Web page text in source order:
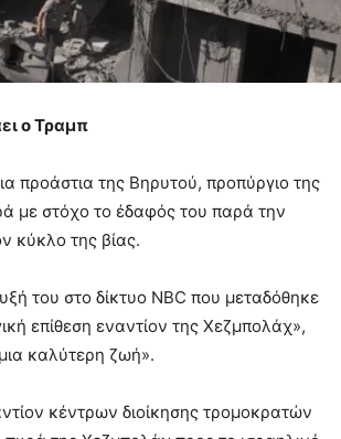
ο Τραμπ
προάστια της Βηρυτού, προπύργιο της
με στόχο το έδαφός του παρά την
κύκλο της βίας.
του στο δίκτυο NBC που μεταδόθηκε
επίθεση εναντίον της Χεζμπολάχ»,
καλύτερη ζωή».
κέντρων διοίκησης τρομοκρατών